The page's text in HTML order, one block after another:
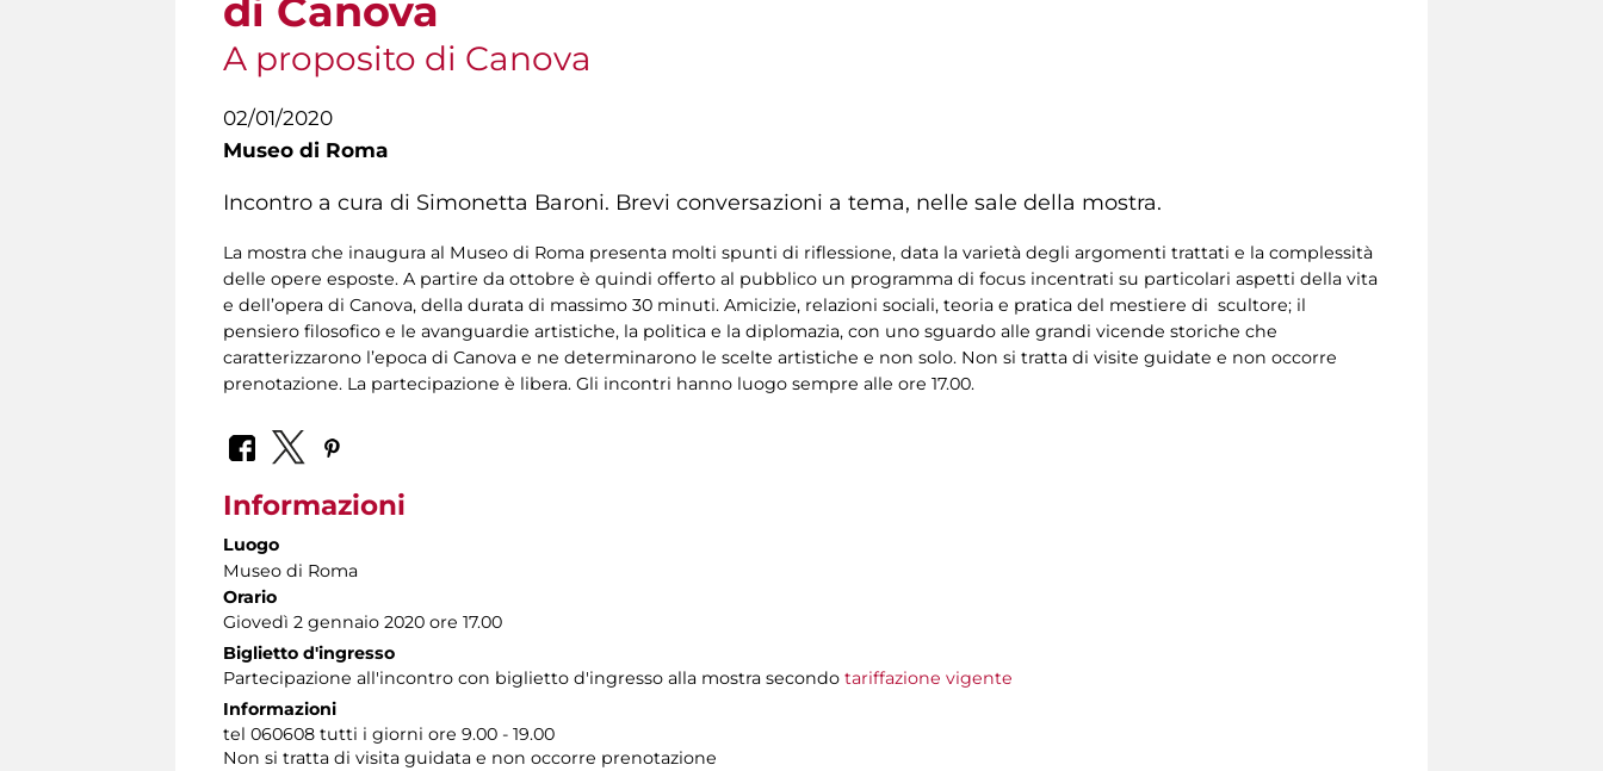
di Canova
A proposito di Canova
02/01/2020
Museo di Roma
Incontro a cura di Simonetta Baroni. Brevi conversazioni a tema, nelle sale della mostra.
La mostra che inaugura al Museo di Roma presenta molti spunti di riflessione, data la varietà degli argomenti trattati e la complessità
delle opere esposte. A partire da ottobre è quindi offerto al pubblico un programma di focus incentrati su particolari aspetti della vita
e dell’opera di Canova, della durata di massimo 30 minuti. Amicizie, relazioni sociali, teoria e pratica del mestiere di scultore; il
pensiero filosofico e le avanguardie artistiche, la politica e la diplomazia, con uno sguardo alle grandi vicende storiche che
caratterizzarono l’epoca di Canova e ne determinarono le scelte artistiche e non solo. Non si tratta di visite guidate e non occorre
prenotazione. La partecipazione è libera. Gli incontri hanno luogo sempre alle ore 17.00.
Informazioni
Luogo
Museo di Roma
Orario
Giovedì 2 gennaio 2020 ore 17.00
Biglietto d'ingresso
Partecipazione all'incontro con biglietto d'ingresso alla mostra secondo tariffazione vigente
Informazioni
tel 060608 tutti i giorni ore 9.00 - 19.00
Non si tratta di visita guidata e non occorre prenotazione